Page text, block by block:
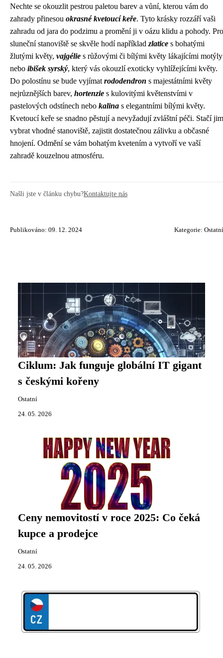
Nechte se okouzlit pestrou paletou barev a vůní, kterou vám do
zahrady přinesou okrasné kvetoucí keře. Tyto krásky rozzáří vaši
zahradu od jara do podzimu a promění ji v oázu klidu a pohody. Pro
sluneční stanoviště se skvěle hodí například zlatice s bohatými
žlutými květy, vajgélie s růžovými či bílými květy lákajícími motýly
nebo ibišek syrský, který vás okouzlí exoticky vyhlížejícími květy.
Do polostínu se bude vyjímat rododendron s majestátními květy
nejrůznějších barev, hortenzie s kulovitými květenstvími v
pastelových odstínech nebo kalina s elegantními bílými květy.
Kvetoucí keře se snadno pěstují a nevyžadují zvláštní péči. Stačí jim
vybrat vhodné stanoviště, zajistit dostatečnou zálivku a občasné
hnojení. Odmění se vám bohatým kvetením a vytvoří ve vaší
zahradě kouzelnou atmosféru.
Našli jste v článku chybu?Kontaktujte nás
Publikováno: 09. 12. 2024 Kategorie: Ostatní
Ciklum: Jak funguje globální IT gigant
s českými kořeny
Ostatní
24. 05. 2026
Ceny nemovitostí v roce 2025: Co čeká
kupce a prodejce
Ostatní
24. 05. 2026